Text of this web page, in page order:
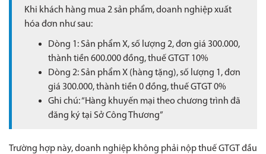
Khi khách hàng mua 2 sản phẩm, doanh nghiệp xuất
hóa đơn như sau:
Dòng 1: Sản phẩm X, số lượng 2, đơn giá 300.000,
thành tiền 600.000 đồng, thuế GTGT 10%
Dòng 2: Sản phẩm X (hàng tặng), số lượng 1, đơn
giá 300.000, thành tiền 0 đồng, thuế GTGT 0%
Ghi chú: “Hàng khuyến mại theo chương trình đã
đăng ký tại Sở Công Thương”
Trường hợp này, doanh nghiệp không phải nộp thuế GTGT đầu